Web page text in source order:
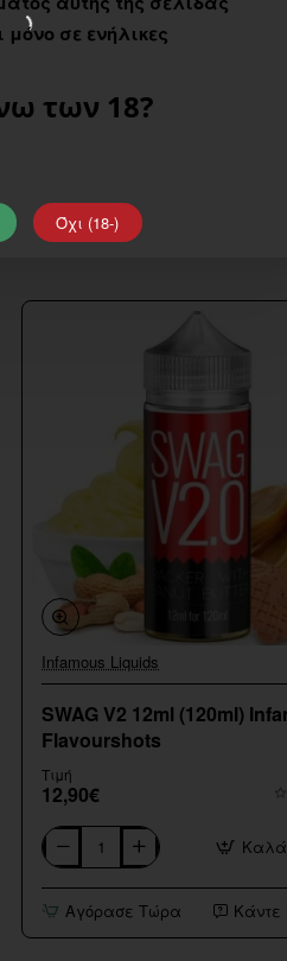
μόνο σε ενήλικες
των 18?
Όχι (18-)
Infamous Liquids
SWAG V2 12ml (120ml)
Flavourshots
Τιμή
12,90€
SWAG
V2
12ml
(120ml)Αγόρασε Τώρα Κάντε